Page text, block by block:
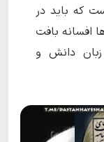
که باید در
افسانه بافت
زبان دانش و